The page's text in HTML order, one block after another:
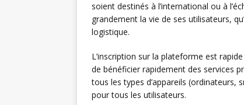
soient destinés à l’international ou à
grandement la vie de ses utilisateurs,
logistique.
L’inscription sur la plateforme est
de bénéficier rapidement des services
tous les types d’appareils
pour tous les utilisateurs.